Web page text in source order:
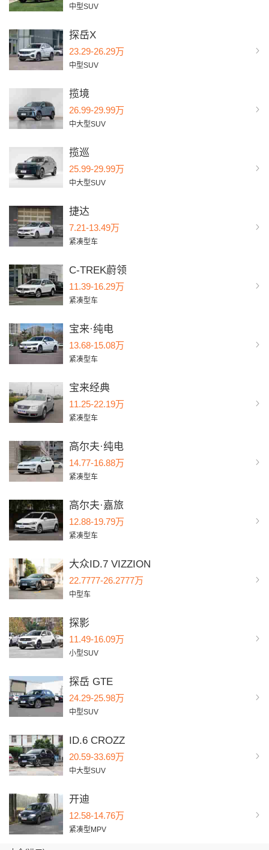
中型SUV
探岳X
23.29-26.29万
中型SUV
揽境
26.99-29.99万
中大型SUV
揽巡
25.99-29.99万
中大型SUV
捷达
7.21-13.49万
紧凑型车
C-TREK蔚领
11.39-16.29万
紧凑型车
宝来·纯电
13.68-15.08万
紧凑型车
宝来经典
11.25-22.19万
紧凑型车
高尔夫·纯电
14.77-16.88万
紧凑型车
高尔夫·嘉旅
12.88-19.79万
紧凑型车
大众ID.7 VIZZION
22.7777-26.2777万
中型车
探影
11.49-16.09万
小型SUV
探岳 GTE
24.29-25.98万
中型SUV
ID.6 CROZZ
20.59-33.69万
中大型SUV
开迪
12.58-14.76万
紧凑型MPV